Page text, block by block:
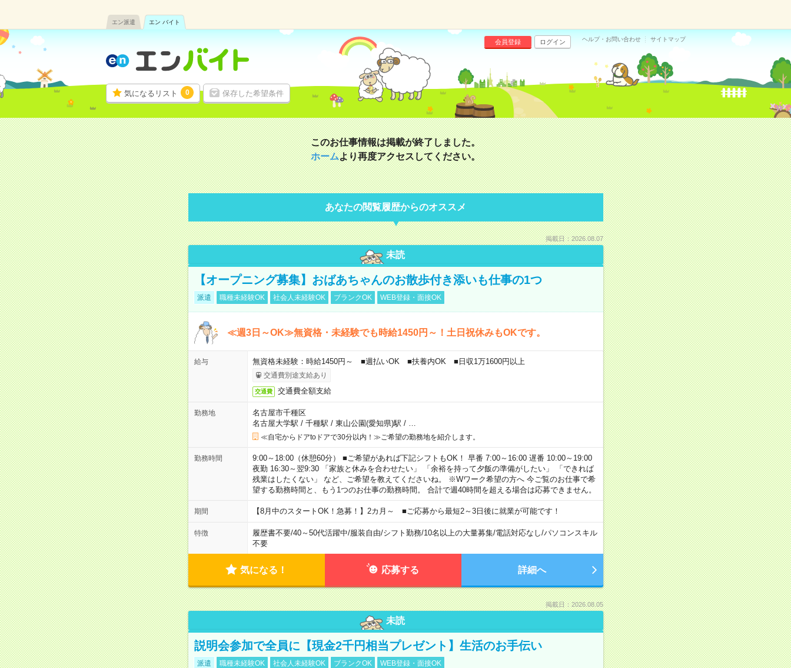
エン派遣 エン バイト
気になるリスト 0 保存した希望条件
会員登録 ログイン ヘルプ・お問い合わせ サイトマップ
このお仕事情報は掲載が終了しました。
ホームより再度アクセスしてください。
あなたの閲覧履歴からのオススメ
掲載日：2026.08.07
未読
【オープニング募集】おばあちゃんのお散歩付き添いも仕事の1つ
派遣 職種未経験OK 社会人未経験OK ブランクOK WEB登録・面接OK
≪週3日～OK≫無資格・未経験でも時給1450円～！土日祝休みもOKです。
給与 無資格未経験：時給1450円～ ■週払いOK ■扶養内OK ■日収1万1600円以上
交通費別途支給あり
交通費 交通費全額支給
勤務地
名古屋市千種区
名古屋大学駅 / 千種駅 / 東山公園(愛知県)駅 / …
≪自宅からドアtoドアで30分以内！≫ご希望の勤務地を紹介します。
勤務時間
9:00～18:00（休憩60分） ■ご希望があれば下記シフトもOK！ 早番 7:00～16:00 遅番 10:00～19:00
夜勤 16:30～翌9:30 「家族と休みを合わせたい」 「余裕を持って夕飯の準備がしたい」 「できれば
残業はしたくない」 など、ご希望を教えてくださいね。 ※Wワーク希望の方へ 今ご覧のお仕事で希
望する勤務時間と、もう1つのお仕事の勤務時間。 合計で週40時間を超える場合は応募できません。
期間 【8月中のスタートOK！急募！】2カ月～ ■ご応募から最短2～3日後に就業が可能です！
特徴 履歴書不要/40～50代活躍中/服装自由/シフト勤務/10名以上の大量募集/電話対応なし/パソコンスキル
不要
気になる！ 応募する 詳細へ
掲載日：2026.08.05
未読
説明会参加で全員に【現金2千円相当プレゼント】生活のお手伝い
派遣 職種未経験OK 社会人未経験OK ブランクOK WEB登録・面接OK